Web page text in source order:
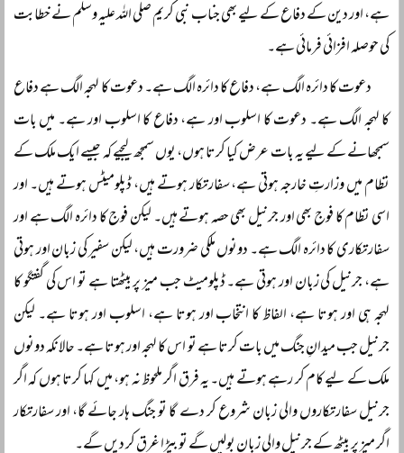
ہے، اور دین کے دفاع کے لیے بھی جناب نبی کریم صلی اللہ علیہ وسلم نے خطابت
کی حوصلہ افزائی فرمائی ہے۔
دعوت کا دائرہ الگ ہے، دفاع کا دائرہ الگ ہے۔ دعوت کا لہجہ الگ ہے دفاع
کا لہجہ الگ ہے۔ دعوت کا اسلوب اور ہے، دفاع کا اسلوب اور ہے۔ میں بات
سمجھانے کے لیے یہ بات عرض کیا کرتا ہوں، یوں سمجھ لیجیے کہ جیسے ایک ملک کے
نظام میں وزارتِ خارجہ ہوتی ہے، سفارتکار ہوتے ہیں، ڈپلومیٹس ہوتے ہیں۔ اور
اسی نظام کا فوج بھی اور جرنیل بھی حصہ ہوتے ہیں۔ لیکن فوج کا دائرہ الگ ہے اور
سفارتکاری کا دائرہ الگ ہے۔ دونوں ملکی ضرورت ہیں، لیکن سفیر کی زبان اور ہوتی
ہے، جرنیل کی زبان اور ہوتی ہے۔ ڈپلومیٹ جب میز پر بیٹھتا ہے تو اس کی گفتگو کا
لہجہ ہی اور ہوتا ہے، الفاظ کا انتخاب اور ہوتا ہے، اسلوب اور ہوتا ہے۔ لیکن
جرنیل جب میدانِ جنگ میں بات کرتا ہے تو اس کا لہجہ اور ہوتا ہے۔ حالانکہ دونوں
ملک کے لیے کام کر رہے ہوتے ہیں۔ یہ فرق اگر ملحوظ نہ ہو، میں کہا کرتا ہوں کہ اگر
جرنیل سفارتکاروں والی زبان شروع کر دے گا تو جنگ ہار جائے گا، اور سفارتکار
اگر میز پر بیٹھ کے جرنیل والی زبان بولیں گے تو بیڑا غرق کر دیں گے۔